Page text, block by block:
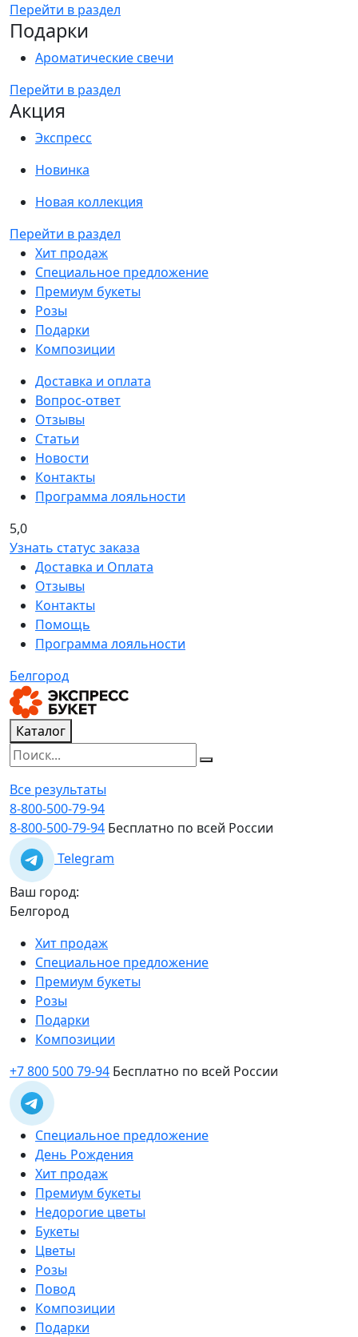
Перейти в раздел
Подарки
Ароматические свечи
Перейти в раздел
Акция
Экспресс
Новинка
Новая коллекция
Перейти в раздел
Хит продаж
Специальное предложение
Премиум букеты
Розы
Подарки
Композиции
Доставка и оплата
Вопрос-ответ
Отзывы
Статьи
Новости
Контакты
Программа лояльности
5,0
Узнать статус заказа
Доставка и Оплата
Отзывы
Контакты
Помощь
Программа лояльности
Белгород
Каталог
Все результаты
8-800-500-79-94
8-800-500-79-94 Бесплатно по всей России
Telegram
Ваш город:
Белгород
Хит продаж
Специальное предложение
Премиум букеты
Розы
Подарки
Композиции
+7 800 500 79-94 Бесплатно по всей России
Специальное предложение
День Рождения
Хит продаж
Премиум букеты
Недорогие цветы
Букеты
Цветы
Розы
Повод
Композиции
Подарки